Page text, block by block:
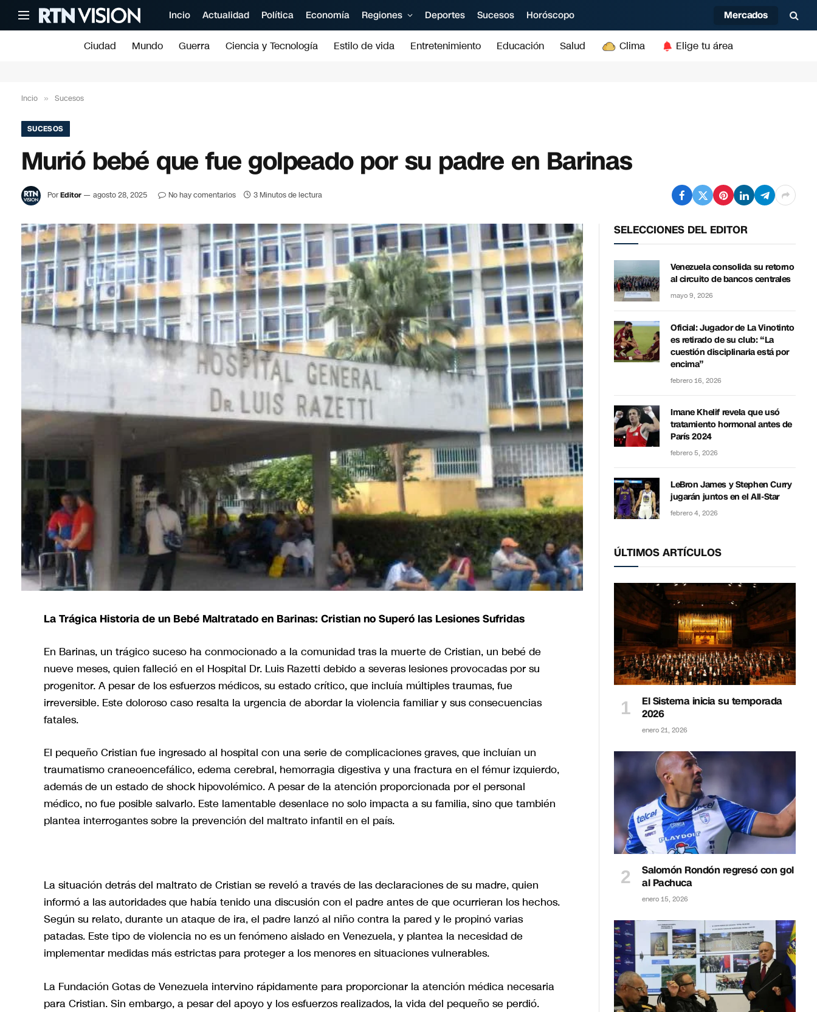
Incio Actualidad Política Economía Regiones Deportes Sucesos Horóscopo Mercados
Ciudad Mundo Guerra Ciencia y Tecnología Estilo de vida Entretenimiento Educación Salud Clima Elige tu área
Incio » Sucesos
SUCESOS
Murió bebé que fue golpeado por su padre en Barinas
PorEditor agosto 28, 2025 No hay comentarios 3 Minutos de lectura
La Trágica Historia de un Bebé Maltratado en Barinas: Cristian no Superó las Lesiones Sufridas
En Barinas, un trágico suceso ha conmocionado a la comunidad tras la muerte de Cristian, un bebé de
nueve meses, quien falleció en el Hospital Dr. Luis Razetti debido a severas lesiones provocadas por su
progenitor. A pesar de los esfuerzos médicos, su estado crítico, que incluía múltiples traumas, fue
irreversible. Este doloroso caso resalta la urgencia de abordar la violencia familiar y sus consecuencias
fatales.
El pequeño Cristian fue ingresado al hospital con una serie de complicaciones graves, que incluían un
traumatismo craneoencefálico, edema cerebral, hemorragia digestiva y una fractura en el fémur izquierdo,
además de un estado de shock hipovolémico. A pesar de la atención proporcionada por el personal
médico, no fue posible salvarlo. Este lamentable desenlace no solo impacta a su familia, sino que también
plantea interrogantes sobre la prevención del maltrato infantil en el país.
La situación detrás del maltrato de Cristian se reveló a través de las declaraciones de su madre, quien
informó a las autoridades que había tenido una discusión con el padre antes de que ocurrieran los hechos.
Según su relato, durante un ataque de ira, el padre lanzó al niño contra la pared y le propinó varias
patadas. Este tipo de violencia no es un fenómeno aislado en Venezuela, y plantea la necesidad de
implementar medidas más estrictas para proteger a los menores en situaciones vulnerables.
La Fundación Gotas de Venezuela intervino rápidamente para proporcionar la atención médica necesaria
para Cristian. Sin embargo, a pesar del apoyo y los esfuerzos realizados, la vida del pequeño se perdió.
SELECCIONES DEL EDITOR
Venezuela consolida su retorno
al circuito de bancos centrales
mayo 9, 2026
Oficial: Jugador de La Vinotinto
es retirado de su club: “La
cuestión disciplinaria está por
encima”
febrero 16, 2026
Imane Khelif revela que usó
tratamiento hormonal antes de
París 2024
febrero 5, 2026
LeBron James y Stephen Curry
jugarán juntos en el All-Star
febrero 4, 2026
ÚLTIMOS ARTÍCULOS
El Sistema inicia su temporada
2026
enero 21, 2026
Salomón Rondón regresó con gol
al Pachuca
enero 15, 2026